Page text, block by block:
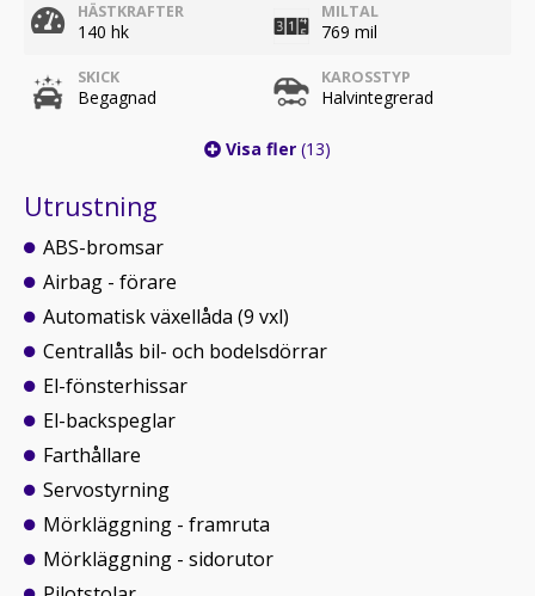
HÄSTKRAFTER
140 hk
MILTAL
769 mil
SKICK
Begagnad
KAROSSTYP
Halvintegrerad
Visa fler (13)
Utrustning
ABS-bromsar
Airbag - förare
Automatisk växellåda (9 vxl)
Centrallås bil- och bodelsdörrar
El-fönsterhissar
El-backspeglar
Farthållare
Servostyrning
Mörkläggning - framruta
Mörkläggning - sidorutor